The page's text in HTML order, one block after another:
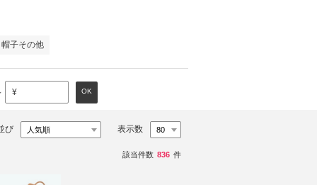
帽子その他
¥ OK
び 表示数
該当件数 836 件